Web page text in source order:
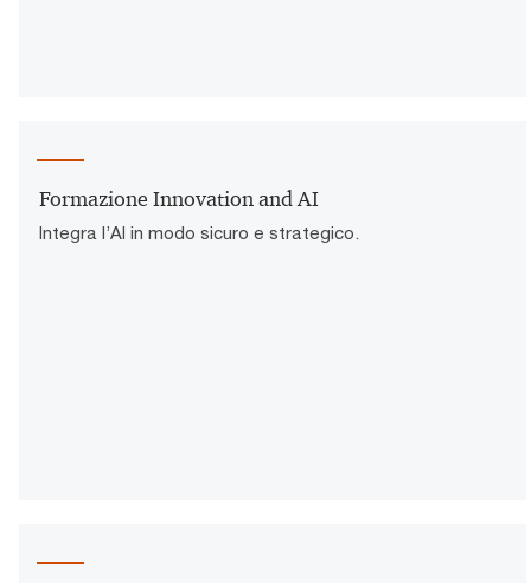
Formazione Innovation and AI
Integra l’AI in modo sicuro e strategico.